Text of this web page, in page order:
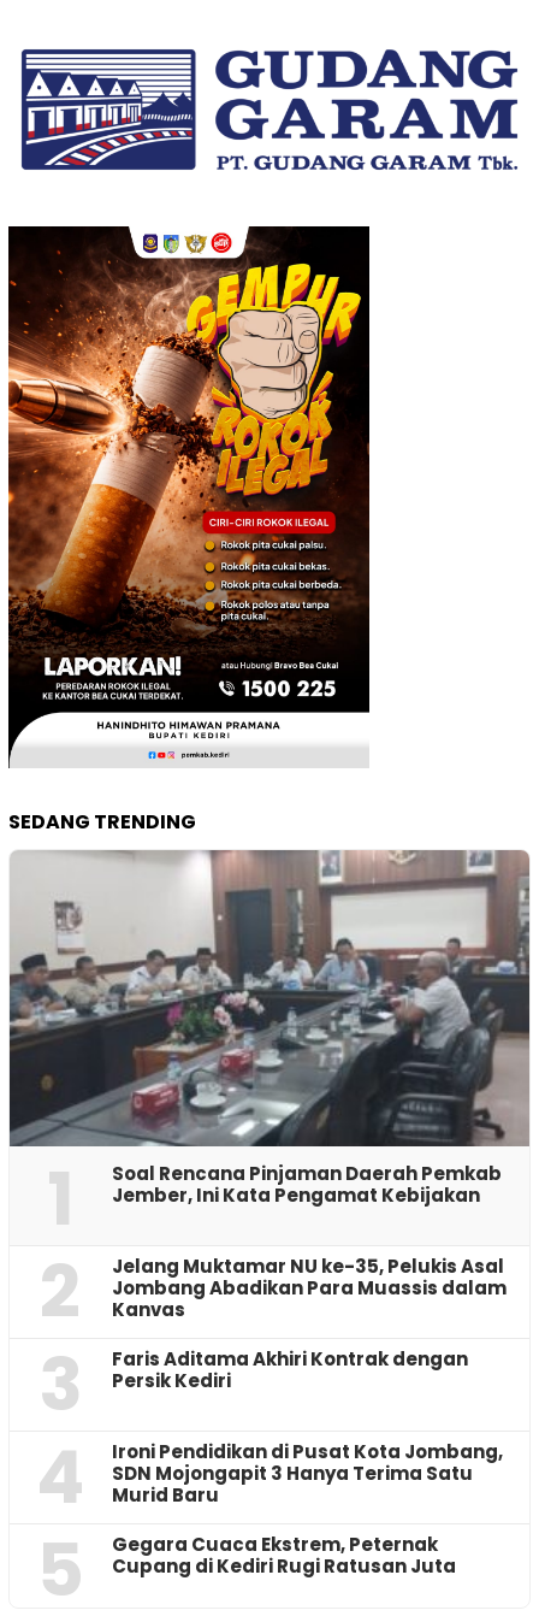
SEDANG TRENDING
1
‎Soal Rencana Pinjaman Daerah Pemkab
Jember, Ini Kata Pengamat Kebijakan ‎
2
Jelang Muktamar NU ke-35, Pelukis Asal
Jombang Abadikan Para Muassis dalam
Kanvas
3
Faris Aditama Akhiri Kontrak dengan
Persik Kediri
4
Ironi Pendidikan di Pusat Kota Jombang,
SDN Mojongapit 3 Hanya Terima Satu
Murid Baru
5
‎Gegara Cuaca Ekstrem, Peternak
Cupang di Kediri Rugi Ratusan Juta